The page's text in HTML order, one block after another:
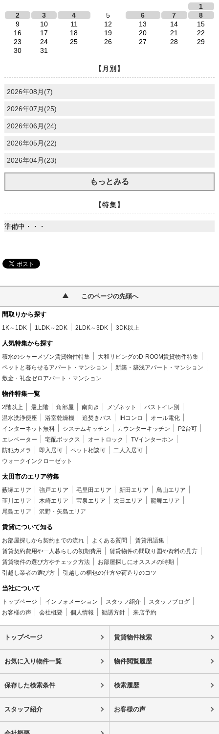
1
2
3 4 5 6 7
8
9
10 11 12 13 14
15
16
17 18 19 20 21
22
23
24 25 26 27 28
29
30
31
【月別】
2026年08月(7)
2026年07月(25)
2026年06月(24)
2026年05月(22)
2026年04月(23)
もっとみる
【特集】
準備中・・・
このページの先頭へ
間取りから探す
1K～1DK 1LDK～2DK 2LDK～3DK 3DK以上
人気特集から探す
積水のシャーメゾン賃貸物件特集
大和リビングのD-ROOM賃貸物件特集
ペットと暮らせるアパート・マンション
新築・築浅アパート・マンション
敷金・礼金ゼロアパート・マンション
物件特集一覧
2階以上 最上階 角部屋 南向き メゾネット
バストイレ別
温水洗浄便座
浴室乾燥機 追焚きバス IHコンロ
オール電化
インターネット無料
システムキッチン カウンターキッチン
P2台可
エレベーター
宅配ボックス オートロック
TVインターホン
防犯カメラ
即入居可 ペット相談可
二人入居可
ウォークインクローゼット
太田市のエリア特集
藪塚エリア 強戸エリア 毛里田エリア 新田エリア
鳥山エリア
韮川エリア
木崎エリア 宝泉エリア 太田エリア
龍舞エリア
尾島エリア
沢野・矢島エリア
賃貸について知る
お部屋探しから契約までの流れ よくある質問
賃貸用語集
賃貸契約費用や一人暮らしの初期費用
賃貸物件の間取り図や資料の見方
賃貸物件の選び方やチェック方法
お部屋探しにオススメの時期
引越し業者の選び方
引越しの梱包の仕方や荷造りのコツ
当社について
トップページ インフォメーション スタッフ紹介
スタッフブログ
お客様の声
会社概要 個人情報 勧誘方針 来店予約
トップページ 賃貸物件検索
お気に入り物件一覧 物件閲覧履歴
保存した検索条件 検索履歴
スタッフ紹介 お客様の声